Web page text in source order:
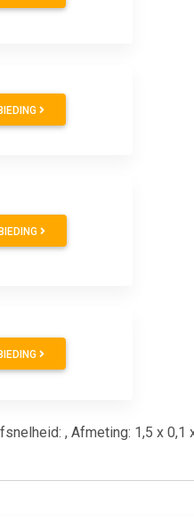
, Afmeting: 1,5 x 0,1